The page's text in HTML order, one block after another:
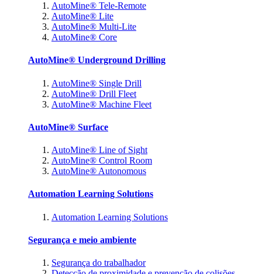
AutoMine® Tele-Remote
AutoMine® Lite
AutoMine® Multi-Lite
AutoMine® Core
AutoMine® Underground Drilling
AutoMine® Single Drill
AutoMine® Drill Fleet
AutoMine® Machine Fleet
AutoMine® Surface
AutoMine® Line of Sight
AutoMine® Control Room
AutoMine® Autonomous
Automation Learning Solutions
Automation Learning Solutions
Segurança e meio ambiente
Segurança do trabalhador